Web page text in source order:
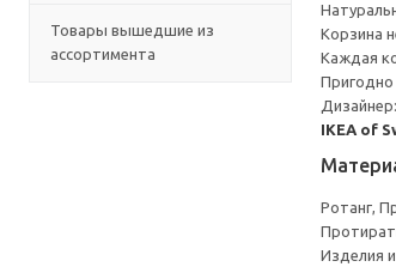
Товары вышедшие из
ассортимента
Корзина
Каждая
Пригодно
Дизайнер:
IKEA of
Ротанг,
Изделия